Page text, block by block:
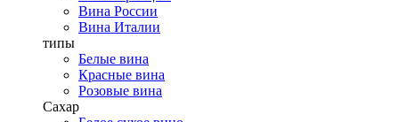
Вина России
Вина Италии
типы
Белые вина
Красные вина
Розовые вина
Сахар